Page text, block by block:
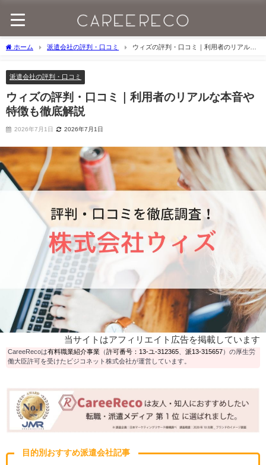
ホーム 派遣会社の評判・口コミ
ウィズの評判・口コミ｜利用者のリアルな
派遣会社の評判・口コミ
ウィズの評判・口コミ｜利用者のリアルな本音や
特徴も徹底解説
2026年7月1日 2026年7月1日
当サイトはアフィリエイト広告を掲載しています
CareeRecoは有料職業紹介事業 （許可番号：13-ユ-312365、 派13-315657）の厚生労
働大臣許可を受けたビジコネット株式会社が運営しています。
目的別おすすめ派遣会社記事